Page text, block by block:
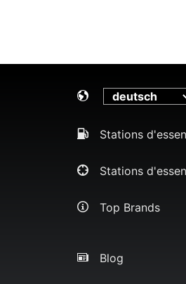
Stations
Stations
Top Brands
Blog